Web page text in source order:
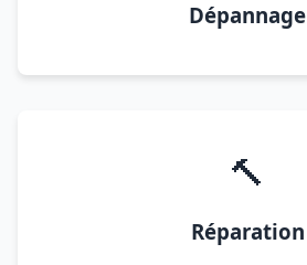
Dépannage
🔨
Réparation